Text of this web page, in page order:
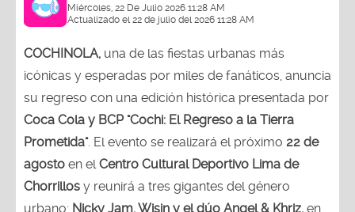
Miércoles, 22 De Julio 2026 11:28 AM
Actualizado el 22 de julio del 2026 11:28 AM
COCHINOLA, una de las fiestas urbanas más
icónicas y esperadas por miles de fanáticos, anuncia
su regreso con una edición histórica presentada por
Coca Cola y BCP "Cochi: El Regreso a la Tierra
Prometida". El evento se realizará el próximo 22 de
agosto en elCentro Cultural Deportivo Lima de
Chorrillos y reunirá a tres gigantes del género
urbano: Nicky Jam, Wisin y el dúo Angel & Khriz, en